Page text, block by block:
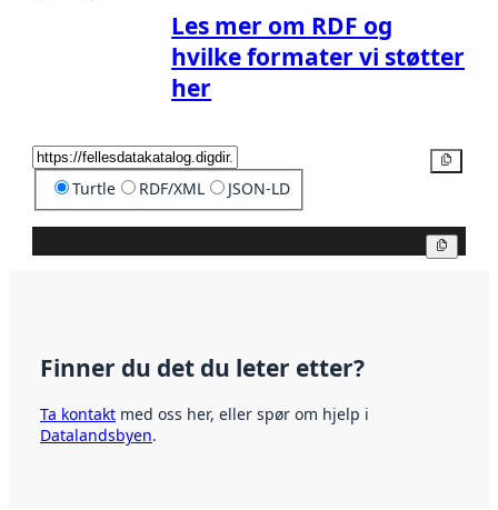
Les mer om RDF og
hvilke formater vi støtter
her
Turtle RDF/XML JSON-LD
Finner du det du leter etter?
Ta kontakt med oss her, eller spør om hjelp i
Datalandsbyen.